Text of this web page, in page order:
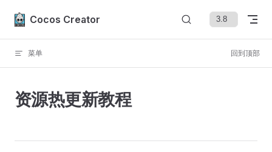
Skip to content
Cocos Creator
菜单 回到顶部
资源热更新教程